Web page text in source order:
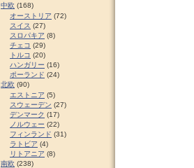
中欧 (168)
オーストリア (72)
スイス (27)
スロパキア (8)
チェコ (29)
トルコ (20)
ハンガリー (16)
ポーランド (24)
北欧 (90)
エストニア (5)
スウェーデン (27)
デンマーク (17)
ノルウェー (22)
フィンランド (31)
ラトビア (4)
リトアニア (8)
南欧 (238)